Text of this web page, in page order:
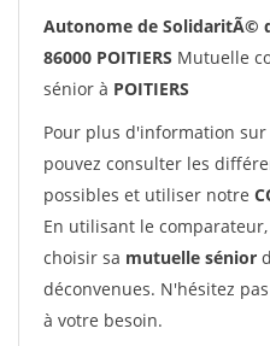
Autonome de SolidaritÃ©
86000 POITIERS Mutuelle
sénior à POITIERS
Pour plus d'information
pouvez consulter les
possibles et utiliser notre
En utilisant le
choisir sa mutuelle sénior
déconvenues. N'hésitez
à votre besoin.